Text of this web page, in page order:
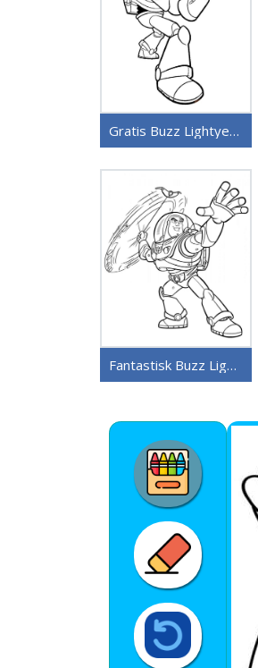
Gratis Buzz Lightyear Utskrivbar
Fantastisk Buzz Lightyear